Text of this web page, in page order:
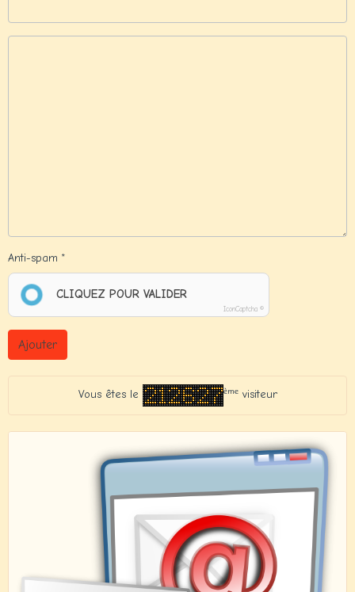
Anti-spam
CLIQUEZ POUR VALIDER
IconCaptcha ©
Ajouter
Vous êtes le èmevisiteur